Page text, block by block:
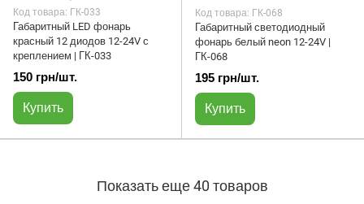
Код товара: ГК-033
Габаритный LED фонарь
красный 12 диодов 12-24V с
креплением | ГК-033
150 грн/шт.
Купить
Код товара: ГК-068
Габаритный светодиодный
фонарь белый neon 12-24V |
ГК-068
195 грн/шт.
Купить
Показать еще 40 товаров